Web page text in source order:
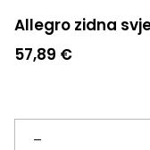
Allegro zidna
57,89 €
–
Allegro